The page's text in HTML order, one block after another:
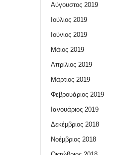
Αύγουστος 2019
Ιούλιος 2019
Ιούνιος 2019
Μάιος 2019
Απρίλιος 2019
Μάρτιος 2019
Φεβρουάριος 2019
Ιανουάριος 2019
Δεκέμβριος 2018
Νοέμβριος 2018